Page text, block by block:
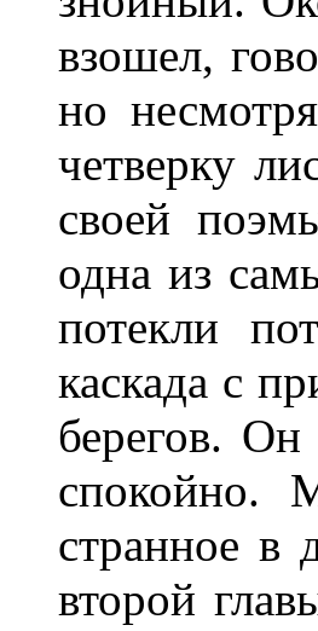
взошел,
но
четверку
своей
одна из
потекли
каскада с
берегов.
спокойно.
странное в
второй